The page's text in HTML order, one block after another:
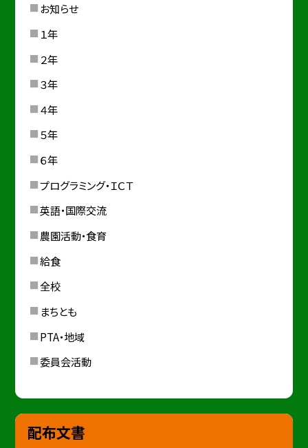
お知らせ
１年
２年
３年
４年
５年
６年
プログラミング・ＩＣＴ
英語・国際交流
農園活動・食育
給食
全校
まちとも
PTA・地域
委員会活動
配布文書